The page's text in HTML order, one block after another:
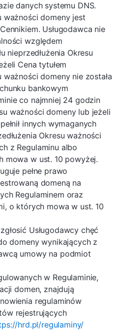
danych systemu DNS.
ważności domeny jest
Usługodawca nie
względem
nieprzedłużenia Okresu
Cena tytułem
ważności domeny nie została
bankowym
co najmniej 24 godzin
ważności domeny lub jeżeli
innych wymaganych
Okresu ważności
z Regulaminu albo
mowa w ust. 10 powyżej.
pełne prawo
domeną na
Regulaminem oraz
o których mowa w ust. 10
Usługodawcy chęć
domeny wynikających z
umowy na podmiot
w Regulaminie,
domen, znajdują
regulaminów
rejestrujących
hrd.pl/regulaminy/